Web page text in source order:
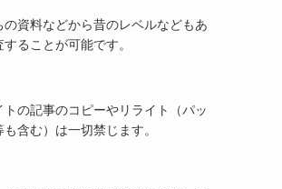
の資料などから昔のレベルなどもあ
ることが可能です。
トの記事のコピーやリライト（パッ
含む）は一切禁じます。